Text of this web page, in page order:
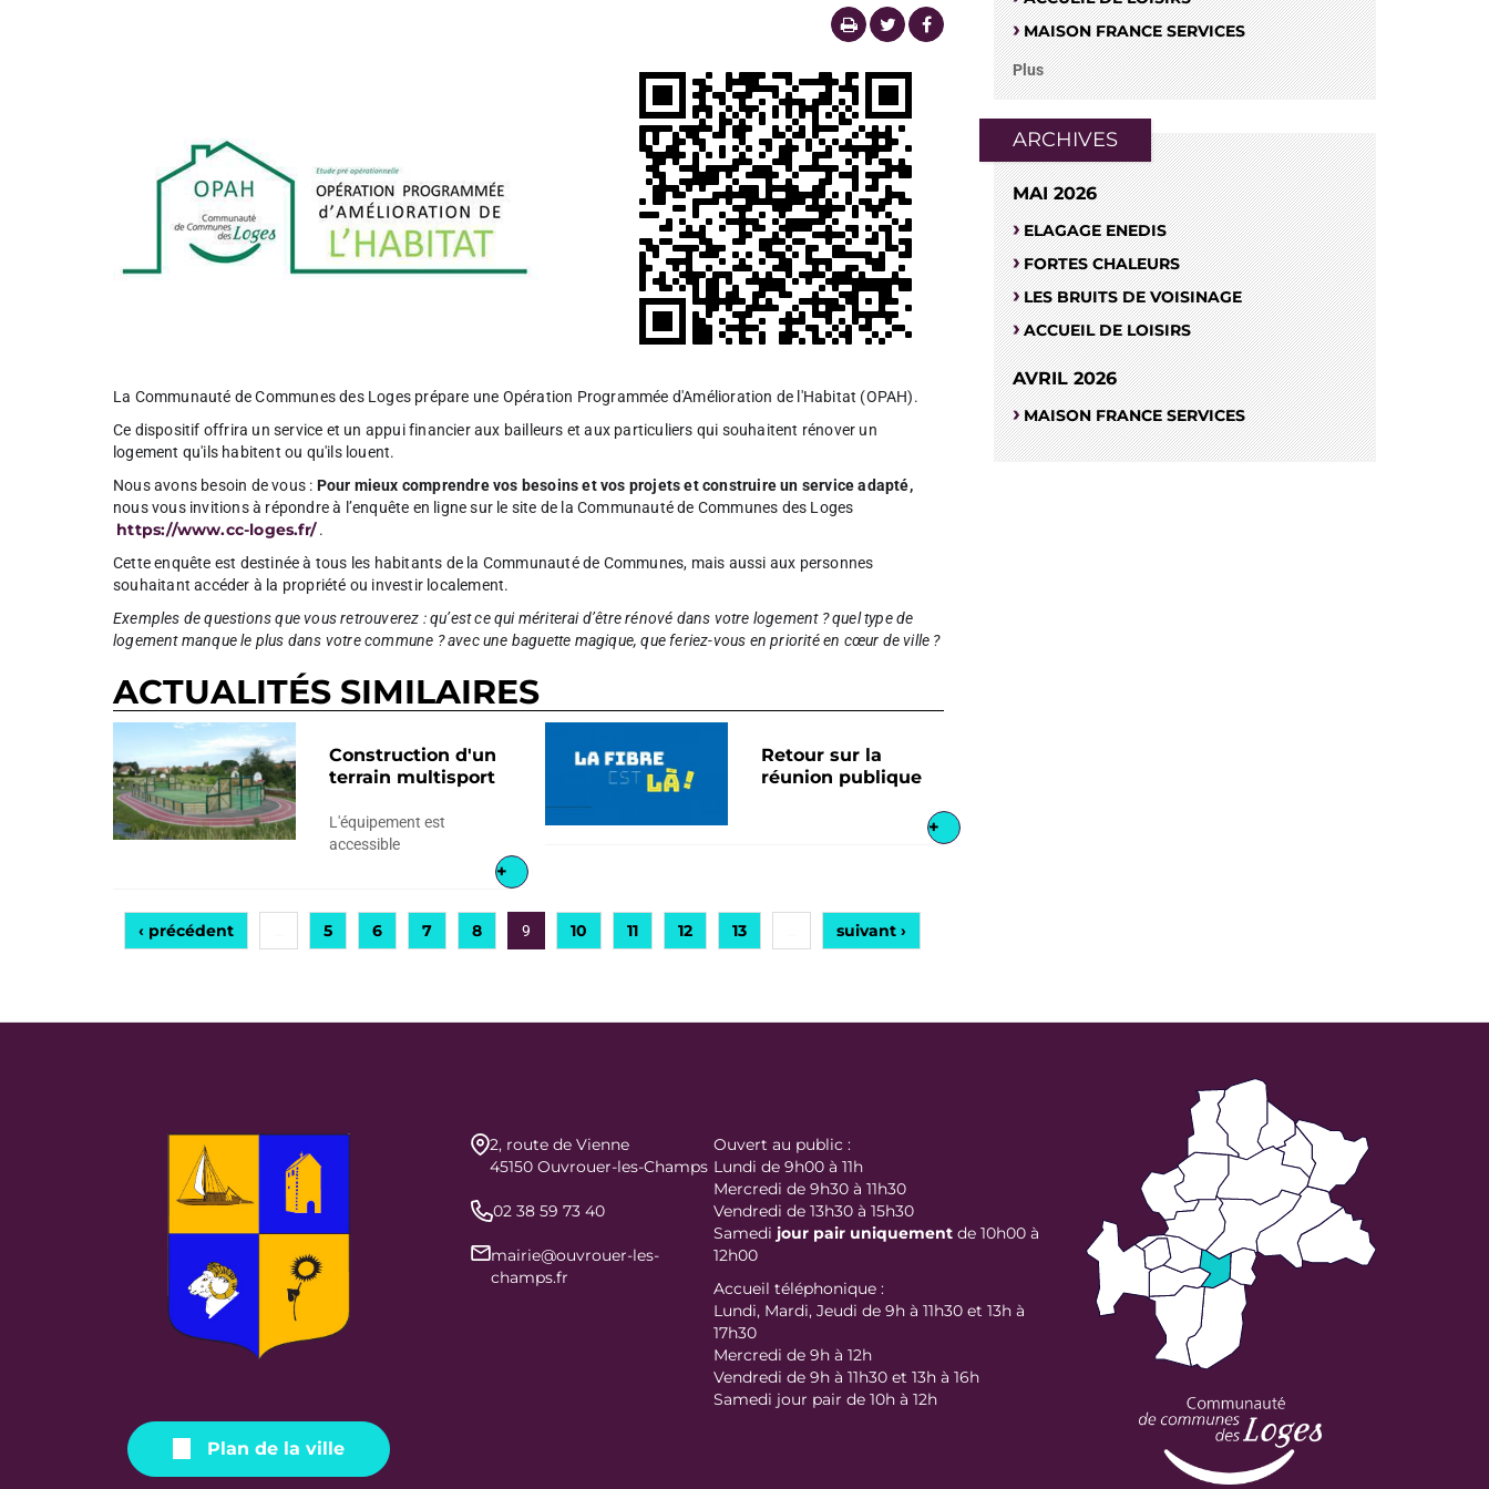
La Communauté de Communes des Loges prépare une Opération Programmée d'Amélioration de l'Habitat (OPAH).
Ce dispositif offrira un service et un appui financier aux bailleurs et aux particuliers qui souhaitent rénover un
logement qu'ils habitent ou qu'ils louent.
Nous avons besoin de vous : Pour mieux comprendre vos besoins et vos projets et construire un service adapté,
nous vous invitions à répondre à l’enquête en ligne sur le site de la Communauté de Communes des Loges
https://www.cc-loges.fr/.
Cette enquête est destinée à tous les habitants de la Communauté de Communes, mais aussi aux personnes
souhaitant accéder à la propriété ou investir localement.
Exemples de questions que vous retrouverez : qu’est ce qui mériterai d’être rénové dans votre logement ? quel type de
logement manque le plus dans votre commune ? avec une baguette magique, que feriez-vous en priorité en cœur de ville ?
ACTUALITÉS SIMILAIRES
Construction d'un
terrain multisport
L'équipement est
accessible
+
Retour sur la
réunion publique
+
‹ précédent 5 6 7 8 9 10 11 12 13 suivant ›
MAISON FRANCE SERVICES
Plus
ARCHIVES
MAI 2026
ELAGAGE ENEDIS
FORTES CHALEURS
LES BRUITS DE VOISINAGE
ACCUEIL DE LOISIRS
AVRIL 2026
MAISON FRANCE SERVICES
Plan de la ville
2, route de Vienne
45150 Ouvrouer-les-Champs
02 38 59 73 40
mairie@ouvrouer-les-
champs.fr
Ouvert au public :
Lundi de 9h00 à 11h
Mercredi de 9h30 à 11h30
Vendredi de 13h30 à 15h30
Samedi jour pair uniquementde 10h00 à
12h00
Accueil téléphonique :
Lundi, Mardi, Jeudi de 9h à 11h30 et 13h à
17h30
Mercredi de 9h à 12h
Vendredi de 9h à 11h30 et 13h à 16h
Samedi jour pair de 10h à 12h